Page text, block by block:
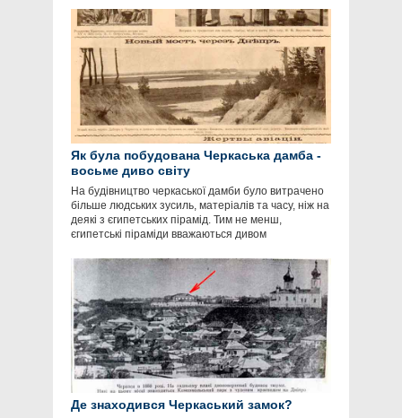
Як була побудована Черкаська дамба -
восьме диво світу
На будівництво черкаської дамби було витрачено
більше людських зусиль, матеріалів та часу, ніж на
деякі з єгипетських пірамід. Тим не менш,
єгипетські піраміди вважаються дивом
Де знаходився Черкаський замок?